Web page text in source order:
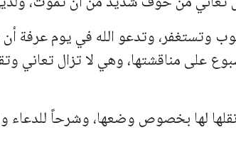
وتستغفر، وتدعو الله في يوم عرفة أن
على مناقشتها، وهي لا تزال تعاني
لها بخصوص وضعها، وشرحاً للدعاء